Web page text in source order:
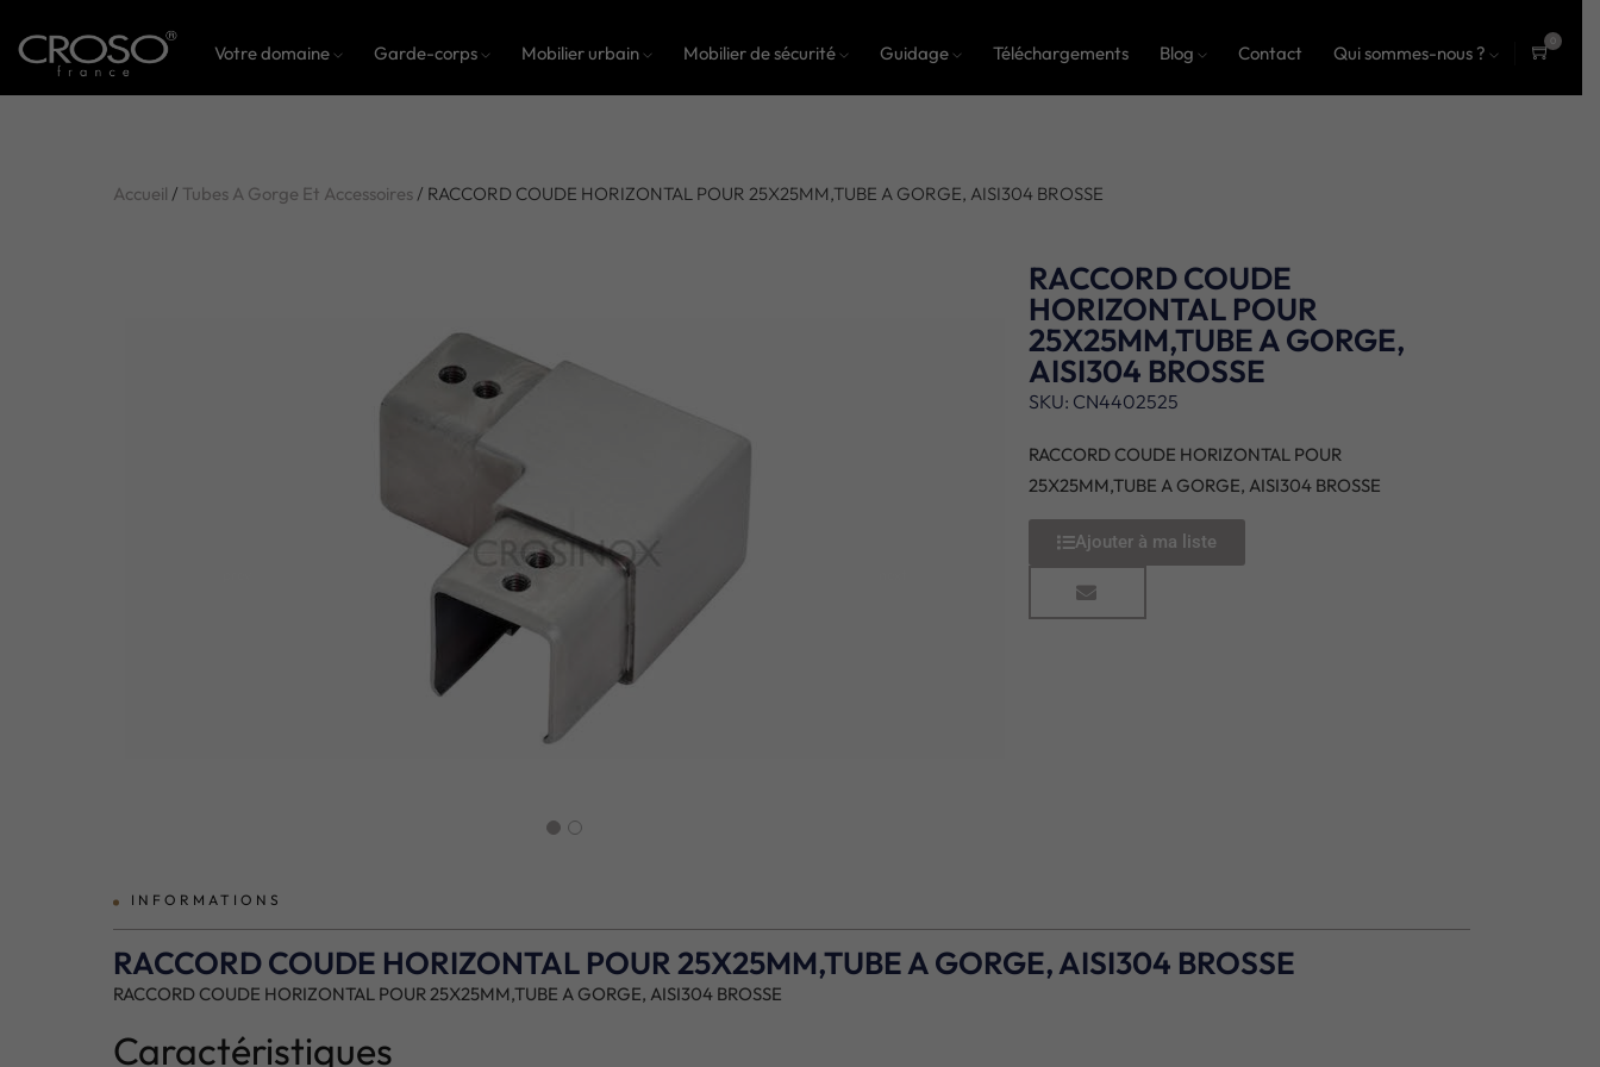
Votre domaine Garde-corps Mobilier urbain Mobilier de sécurité Guidage Téléchargements Blog Contact Qui sommes-nous ?
0
Accueil / Tubes A Gorge Et Accessoires/ RACCORD COUDE HORIZONTAL POUR 25X25MM,TUBE A GORGE, AISI304 BROSSE
RACCORD COUDE
HORIZONTAL POUR
25X25MM,TUBE A GORGE,
AISI304 BROSSE
SKU: CN4402525
RACCORD COUDE HORIZONTAL POUR
25X25MM,TUBE A GORGE, AISI304 BROSSE
Ajouter à ma liste
INFORMATIONS
RACCORD COUDE HORIZONTAL POUR 25X25MM,TUBE A GORGE, AISI304 BROSSE
RACCORD COUDE HORIZONTAL POUR 25X25MM,TUBE A GORGE, AISI304 BROSSE
Caractéristiques